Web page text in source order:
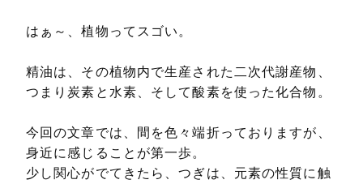
はぁ～、植物ってスゴい。
精油は、その植物内で生産された二次代謝産物、
つまり炭素と水素、そして酸素を使った化合物。
今回の文章では、間を色々端折っておりますが、
身近に感じることが第一歩。
少し関心がでてきたら、つぎは、元素の性質に触